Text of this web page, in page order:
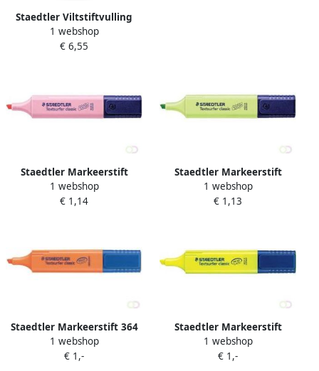
Staedtler Viltstiftvulling
Lumocolor 305 non
permanent correctable
1 webshop
€ 6,55
Staedtler Markeerstift
Textsurfer Classic
lichtkarmijn pastel
1 webshop
€ 1,14
Staedtler Markeerstift
Textsurfer Classic
limoengroen vintage
1 webshop
€ 1,13
Staedtler Markeerstift 364
Textsurfer oranje
1 webshop
€ 1,-
Staedtler Markeerstift
Textsurfer Classic geel
1 webshop
€ 1,-